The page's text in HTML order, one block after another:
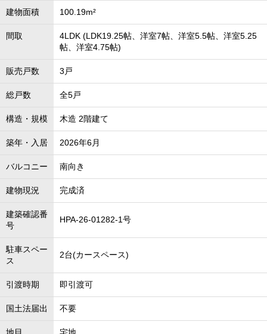
建物面積 100.19m²
間取
4LDK (LDK19.25帖、洋室7帖、洋室5.5帖、洋室5.25
帖、洋室4.75帖)
販売戸数 3戸
総戸数 全5戸
構造・規模 木造 2階建て
築年・入居 2026年6月
バルコニー 南向き
建物現況 完成済
建築確認番
号
HPA-26-01282-1号
駐車スペー
ス
2台(カースペース)
引渡時期 即引渡可
国土法届出 不要